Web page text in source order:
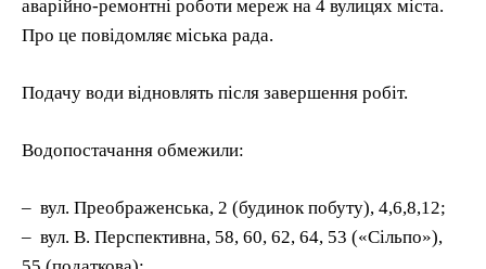
аварійно-ремонтні роботи мереж на 4 вулицях міста.
Про це повідомляє міська рада.
Подачу води відновлять після завершення робіт.
Водопостачання обмежили:
– вул. Преображенська, 2 (будинок побуту), 4,6,8,12;
– вул. В. Перспективна, 58, 60, 62, 64, 53 («Сільпо»),